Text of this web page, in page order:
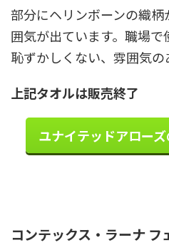
部分にヘリンボーンの織
囲気が出ています。職場で
恥ずかしくない、雰囲気の
上記タオルは販売終了
ユナイテッドアロー
コンテックス・ラーナ フ